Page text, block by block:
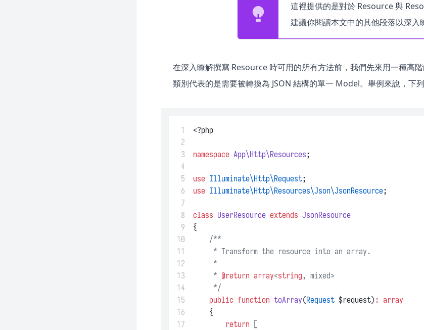
這裡提供的是對於 Resource 與
建議你閱讀本文中的其他段落以深入
在深入瞭解撰寫 Resource 時可用的所有方法前，我們先來用一種高
類別代表的是需要被轉換為 JSON 結構的單一 Model。舉例來說，下
1
<?php
2
3
namespace App\Http\Resources;
4
5
use Illuminate\Http\Request;
6
use Illuminate\Http\Resources\Json\JsonResource;
7
8
class UserResource extends JsonResource
9
{
10
/**
11
     * Transform the resource into an array.
12
     *
13
     *
@return array<string, mixed>
14
     */
15
public function toArray(Request $request) : array
16
    {
17
return [